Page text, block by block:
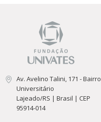
Av. Avelino Talini, 171 - Bairro
Universitário
Lajeado/RS | Brasil | CEP
95914-014